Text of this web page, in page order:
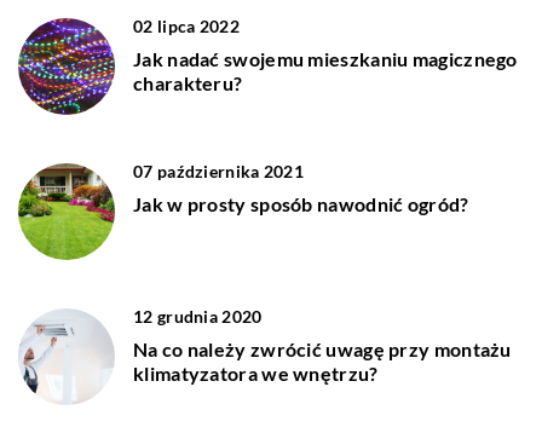
02 lipca 2022
Jak nadać swojemu mieszkaniu magicznego
charakteru?
07 października 2021
Jak w prosty sposób nawodnić ogród?
12 grudnia 2020
Na co należy zwrócić uwagę przy montażu
klimatyzatora we wnętrzu?